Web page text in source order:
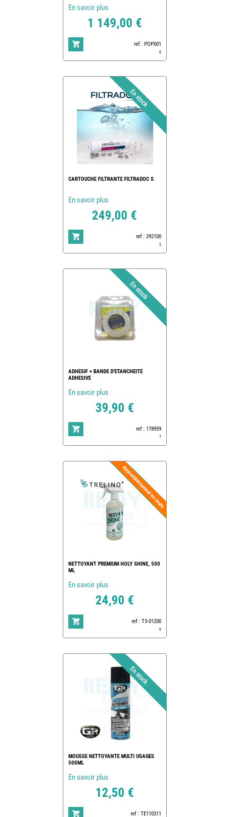
En savoir plus
1 149,00 €
ref : POP001
0
CARTOUCHE FILTRANTE FILTRADOC S
En savoir plus
249,00 €
ref : 292100
2
ADHESIF + BANDE D'ETANCHEITE
ADHESIVE
En savoir plus
39,90 €
ref : 178959
7
NETTOYANT PREMIUM HOLY SHINE, 500
ML
En savoir plus
24,90 €
ref : T3-01200
0
MOUSSE NETTOYANTE MULTI USAGES
500ML
En savoir plus
12,50 €
ref : TE110311